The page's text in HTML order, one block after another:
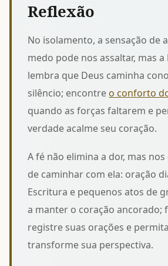
Reflexão
No isolamento, a sensação de
medo pode nos assaltar, mas a
lembra que Deus caminha
silêncio; encontre o conforto
quando as forças faltarem e
verdade acalme seu coração.
A fé não elimina a dor, mas
de caminhar com ela: oração
Escritura e pequenos atos de
a manter o coração ancorado;
registre suas orações e
transforme sua perspectiva.